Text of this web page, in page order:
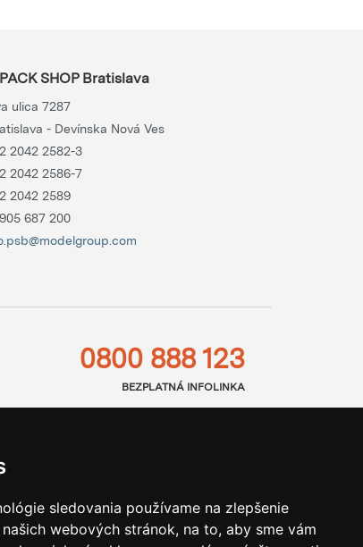
sledovania používame na zlepšenie
webových stránok, na to, aby sme vám
SHOP Bratislava
ulica 7287
- Devínska Nová Ves
2042 2582-3
2042 2586-7
2042 2589
687 200
0800 888 123
BEZPLATNÁ INFOLINKA